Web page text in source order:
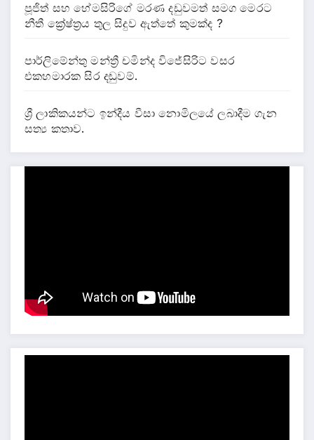
පූජිත් සහ හේමසිරිගේ මරණ දඩුවමත් සමග මෙරට
නීතී ක්‍රේෂ්ත්‍රය තුල සිදුව ඇත්තේ කුමක්ද ?
පාර්ලිමේන්තු මන්ත්‍රී චමින්ද විජේසිරිට වසර
එකහමාරක සිර දඬුවම්.
ශ්‍රී ලාකිකයන්ට ඉන්දීය වීසා නොමිලයේ ලබාදීම ගැන
සත්‍ය කතාව.